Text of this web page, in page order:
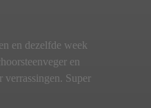
en dezelfde week
en
verrassingen. Super